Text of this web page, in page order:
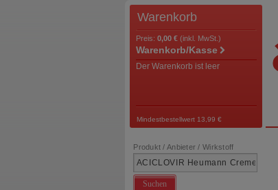
Warenkorb
Preis: 0,00 € (inkl. MwSt.)
Warenkorb/Kasse
Der Warenkorb ist leer
Mindestbestellwert 13,99 €
Produkt / Anbieter / Wirkstoff
Suchen